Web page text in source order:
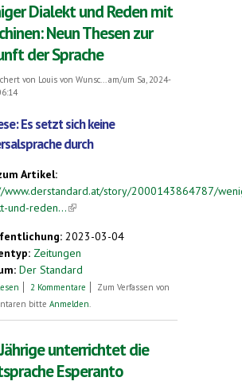
Dialekt und Reden mit
Neun Thesen zur
der Sprache
von Louis von Wunsc...am/um Sa, 2024-
Es setzt sich keine
durch
Artikel:
www.derstandard.at/story/2000143864787/
und-reden...(link is external)
2023-03-04
Zeitungen
Der Standard
über Weniger Dialekt und Reden mit
Sprache
2 Kommentare
Zum Verfassen von
bitte Anmelden.
unterrichtet die
Esperanto